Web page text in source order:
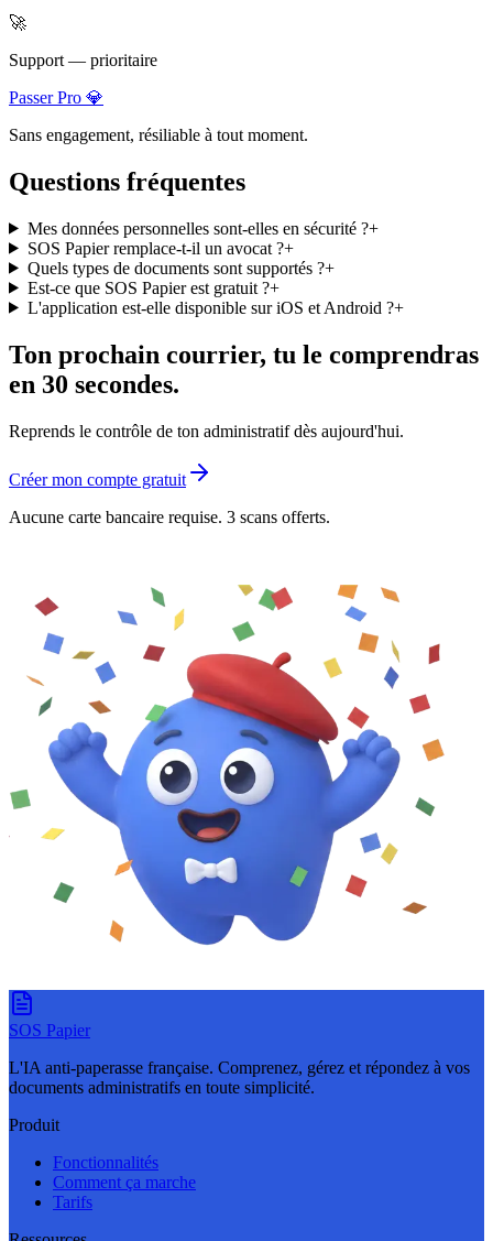
🚀
Support — prioritaire
Passer Pro 💎
Sans engagement, résiliable à tout moment.
Questions fréquentes
Mes données personnelles sont-elles en sécurité ?+
SOS Papier remplace-t-il un avocat ?+
Quels types de documents sont supportés ?+
Est-ce que SOS Papier est gratuit ?+
L'application est-elle disponible sur iOS et Android ?+
Ton prochain courrier, tu le comprendras
en 30 secondes.
Reprends le contrôle de ton administratif dès aujourd'hui.
Créer mon compte gratuit
Aucune carte bancaire requise. 3 scans offerts.
SOS Papier
L'IA anti-paperasse française. Comprenez, gérez et répondez à vos
documents administratifs en toute simplicité.
Produit
Fonctionnalités
Comment ça marche
Tarifs